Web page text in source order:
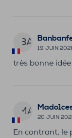
BA
19 JUIN
très bonne idée
MA
20 JUIN
En contrant, le